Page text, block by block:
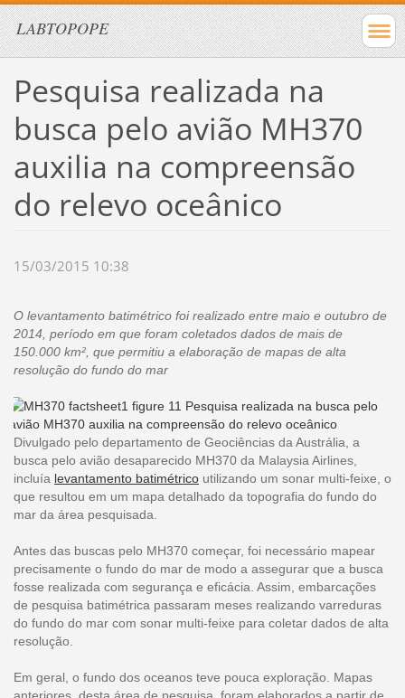
LABTOPOPE
Pesquisa realizada na
busca pelo avião MH370
auxilia na compreensão
do relevo oceânico
15/03/2015 10:38
O levantamento batimétrico foi realizado entre maio e outubro de
2014, período em que foram coletados dados de mais de
150.000 km², que permitiu a elaboração de mapas de alta
resolução do fundo do mar
Divulgado pelo departamento de Geociências da Austrália, a
busca pelo avião desaparecido MH370 da Malaysia Airlines,
incluía levantamento batimétricoutilizando um sonar multi-feixe, o
que resultou em um mapa detalhado da topografia do fundo do
mar da área pesquisada.
Antes das buscas pelo MH370 começar, foi necessário mapear
precisamente o fundo do mar de modo a assegurar que a busca
fosse realizada com segurança e eficácia. Assim, embarcações
de pesquisa batimétrica passaram meses realizando varreduras
do fundo do mar com sonar multi-feixe para coletar dados de alta
resolução.
Em geral, o fundo dos oceanos teve pouca exploração. Mapas